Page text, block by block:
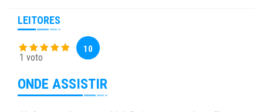
LEITORES
1 voto
10
ONDE ASSISTIR